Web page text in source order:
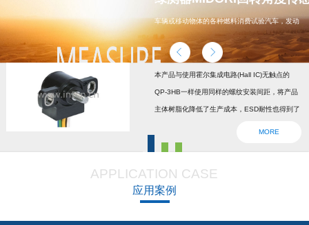
车辆或移动物体的各种燃料消费试验汽车，发动
机，汽车配件，能源
本产品与使用霍尔集成电路(Hall IC)无触点的
QP-3HB一样使用同样的螺纹安装间距，将产品
主体树脂化降低了生产成本，ESD耐性也得到了
设回位弹簧，防震动防撞击功能强大，防尘防
QP-3HB标准相同。本产品在游船、铲运车的遥
控手柄、卡车离合器和换挡等方面要求较高的领
MORE
APPLICATION CASE
应用案例